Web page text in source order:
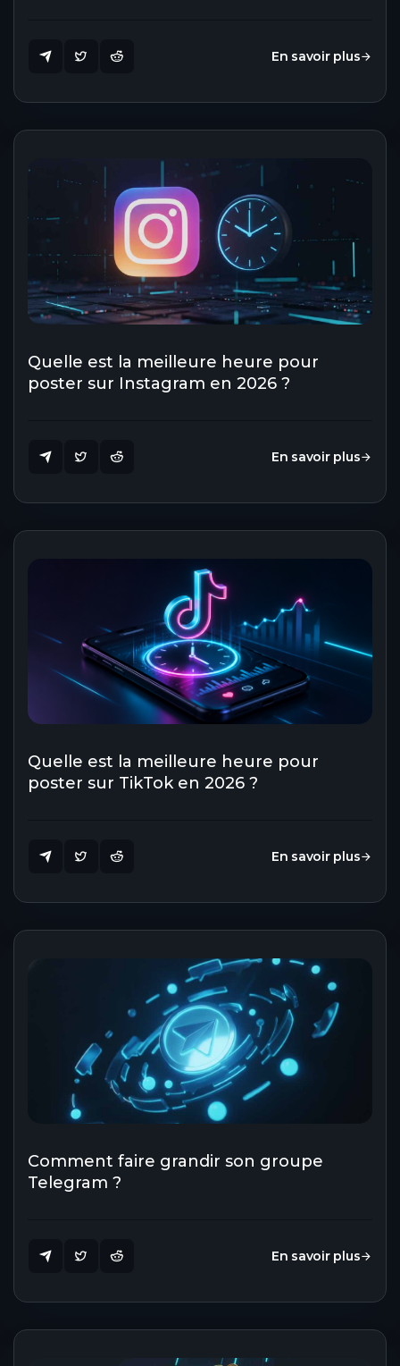
En savoir plus
Quelle est la meilleure heure pour
poster sur Instagram en 2026 ?
En savoir plus
Quelle est la meilleure heure pour
poster sur TikTok en 2026 ?
En savoir plus
Comment faire grandir son groupe
Telegram ?
En savoir plus